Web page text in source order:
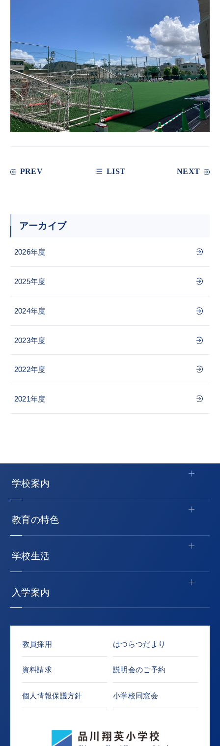
PREV LIST NEXT
アーカイブ
2026年度
2025年度
2024年度
2023年度
2022年度
2021年度
学校案内
教育の特色
学校生活
入学案内
教員採用 はつらつだより
資料請求 説明会のご予約
個人情報保護方針 小学校同窓会